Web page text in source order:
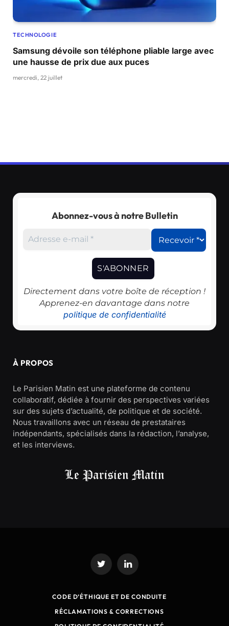
TECHNOLOGIE
Samsung dévoile son téléphone pliable large avec
une hausse de prix due aux puces
mercredi, 22 juillet
Abonnez-vous à notre Bulletin
Directement dans votre boîte de réception !
Apprenez-en davantage dans notre
politique de confidentialité
À PROPOS
Le Parisien Matin est une plateforme de contenu
collaboratif, dédiée à fournir des perspectives variées
sur des sujets d’actualité, de politique et de société.
Nous travaillons avec un réseau de prestataires
indépendants, spécialisés dans la rédaction, l’analyse,
et les interviews.
Twitter LinkedIn
CODE D’ÉTHIQUE ET DE CONDUITE
RÉCLAMATIONS & CORRECTIONS